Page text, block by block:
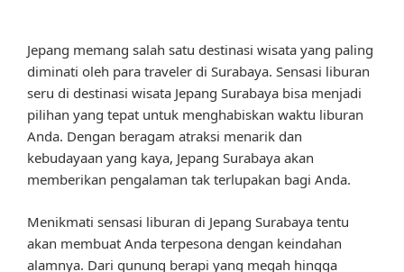
Jepang memang salah satu destinasi wisata yang paling
diminati oleh para traveler di Surabaya. Sensasi liburan
seru di destinasi wisata Jepang Surabaya bisa menjadi
pilihan yang tepat untuk menghabiskan waktu liburan
Anda. Dengan beragam atraksi menarik dan
kebudayaan yang kaya, Jepang Surabaya akan
memberikan pengalaman tak terlupakan bagi Anda.
Menikmati sensasi liburan di Jepang Surabaya tentu
akan membuat Anda terpesona dengan keindahan
alamnya. Dari gunung berapi yang megah hingga